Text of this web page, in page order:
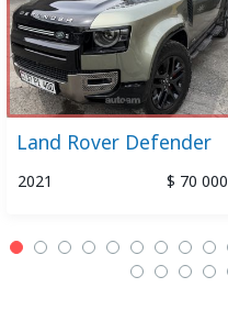
Land Rover Defender
2021 $ 70 000